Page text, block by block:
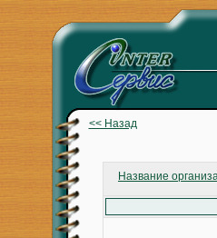
<< Назад
Название